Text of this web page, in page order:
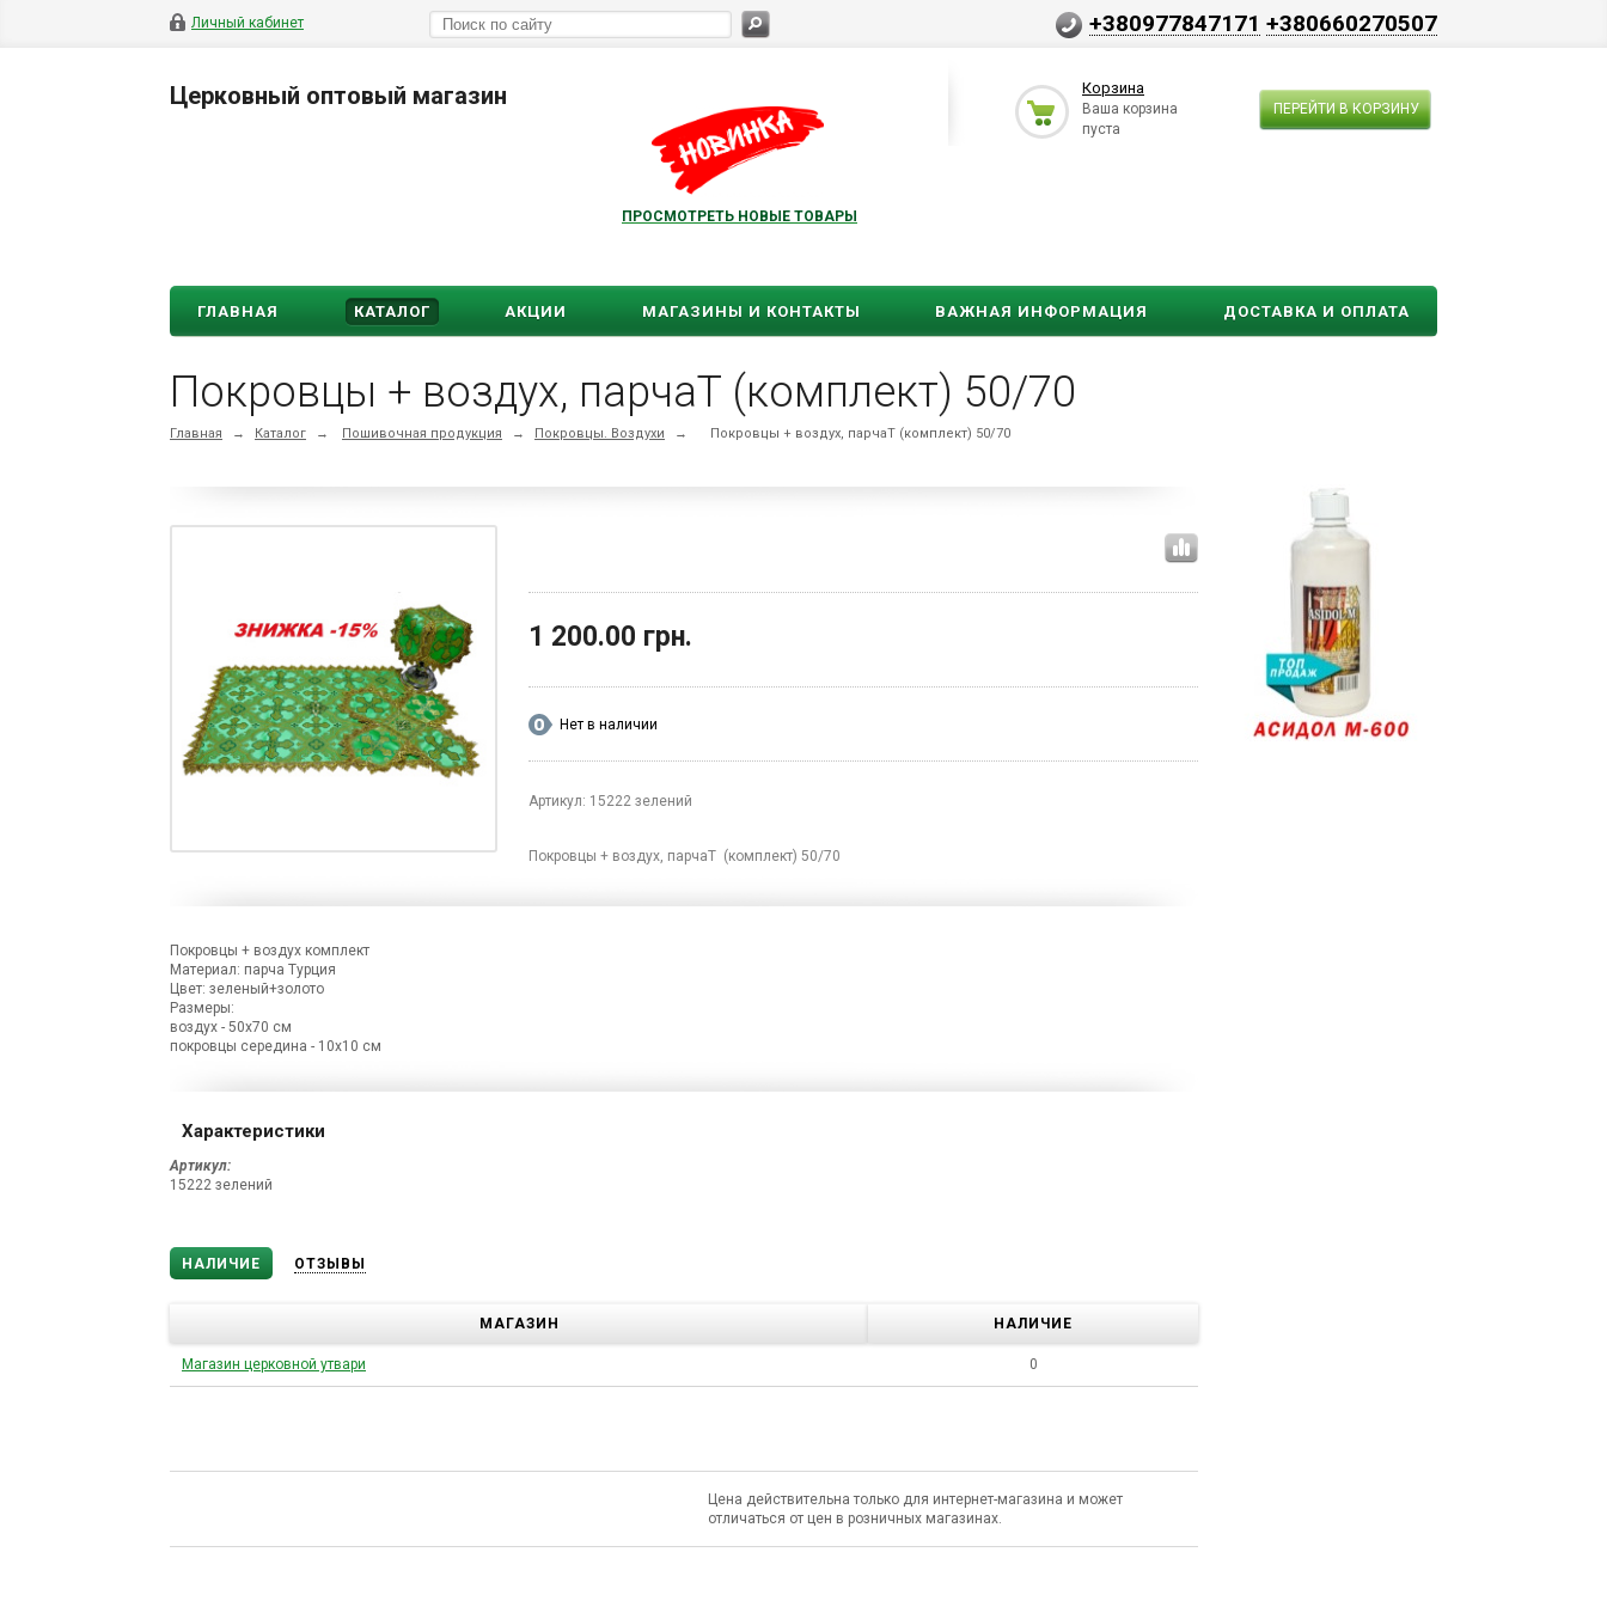
Личный кабинет +380977847171 +380660270507
Церковный оптовый магазин
ПРОСМОТРЕТЬ НОВЫЕ ТОВАРЫ
Корзина
Ваша корзина
пуста
ПЕРЕЙТИ В КОРЗИНУ
ГЛАВНАЯ КАТАЛОГ АКЦИИ МАГАЗИНЫ И КОНТАКТЫ ВАЖНАЯ ИНФОРМАЦИЯ ДОСТАВКА И ОПЛАТА
Покровцы + воздух, парчаТ (комплект) 50/70
Главная → Каталог → Пошивочная продукция → Покровцы. Воздухи → Покровцы + воздух, парчаТ (комплект) 50/70
1 200.00 грн.
Нет в наличии
Артикул: 15222 зелений
Покровцы + воздух, парчаТ (комплект) 50/70
Покровцы + воздух комплект
Материал: парча Турция
Цвет: зеленый+золото
Размеры:
воздух - 50х70 см
покровцы середина - 10х10 см
Характеристики
Артикул:
15222 зелений
НАЛИЧИЕ ОТЗЫВЫ
МАГАЗИН НАЛИЧИЕ
Магазин церковной утвари 0
Цена действительна только для интернет-магазина и может
отличаться от цен в розничных магазинах.